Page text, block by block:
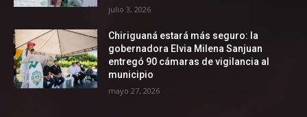
julio 3, 2026
Chiriguaná estará más seguro: la
gobernadora Elvia Milena Sanjuan
entregó 90 cámaras de vigilancia al
municipio
mayo 27, 2026